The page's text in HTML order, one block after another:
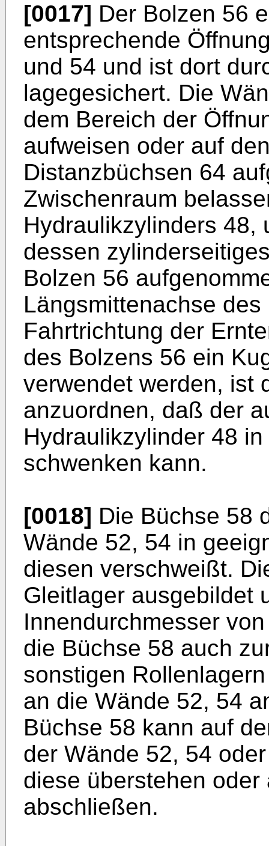
[0017] Der Bolzen 56
entsprechende
und 54 und ist dort
lagegesichert. Die
dem Bereich der
aufweisen oder auf
Distanzbüchsen 64
Zwischenraum
Hydraulikzylinders 48,
dessen
Bolzen 56
Längsmittenachse
Fahrtrichtung der
des Bolzens 56 ein
verwendet werden, ist
anzuordnen, daß der
Hydraulikzylinder 48
schwenken kann.
[0018] Die Büchse 58
Wände 52, 54 in
diesen verschweißt.
Gleitlager ausgebildet
Innendurchmesser
die Büchse 58 auch
sonstigen
an die Wände 52, 54
Büchse 58 kann auf
der Wände 52, 54
diese überstehen
abschließen.